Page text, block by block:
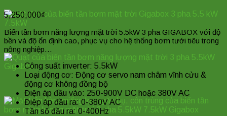
5,250,000₫
Biến tần bơm năng lượng mặt trời 5.5kW 3 pha GIGABOX với độ
bền và độ ổn định cao, phục vụ cho hệ thống bơm tưới tiêu trong
nông nghiệp…
Công suất inverter: 5.5kW
Loại động cơ: Động cơ servo nam châm vĩnh cửu &
động cơ không đồng bộ
Điện áp đầu vào: 250-900V DC hoặc 380V AC
Điệp áp đầu ra: 0-380V AC
Tần số đầu ra: 0-400Hz